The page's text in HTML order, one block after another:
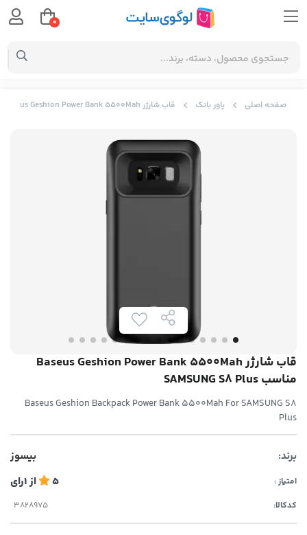
صفحه اصلی پاور بانک قاب شارژر Baseus Geshion Power Bank 5500Mah مناسب SAMSUNG S8 Plus
قاب شارژر Baseus Geshion Power Bank 5500Mah
مناسب SAMSUNG S8 Plus
Baseus Geshion Backpack Power Bank 5500Mah For SAMSUNG S8
Plus
برند: بیسوز
امتیاز : 5 از1رای
کدکالا:
0